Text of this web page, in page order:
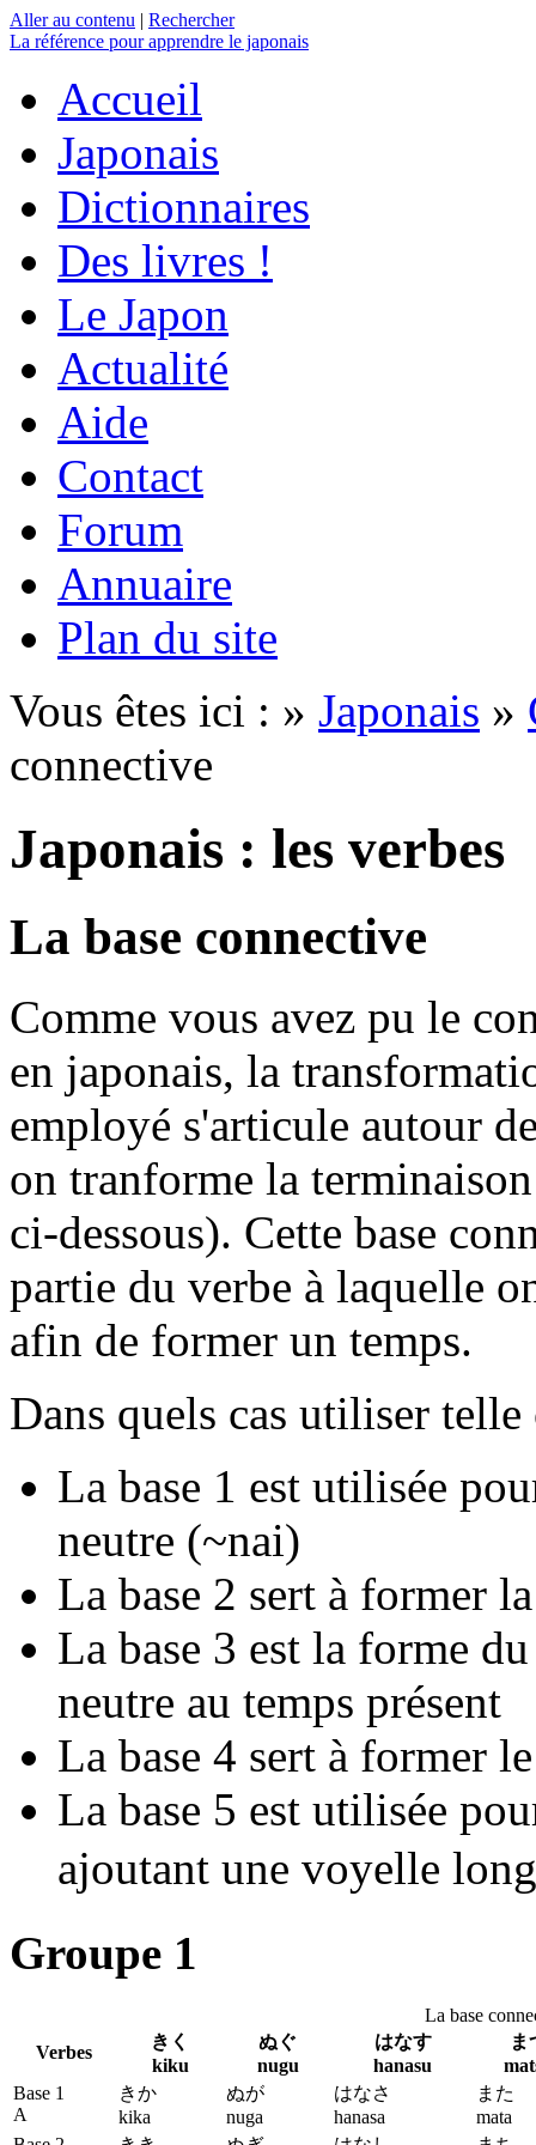
Aller au contenu | Rechercher
La référence pour apprendre le japonais
Accueil
Japonais
Dictionnaires
Des livres !
Le Japon
Actualité
Aide
Contact
Forum
Annuaire
Plan du site
Vous êtes ici : » Japonais »
connective
Japonais : les verbes
La base connective
Comme vous avez pu le
en japonais, la
employé s'articule autour
on tranforme la
ci-dessous). Cette base
partie du verbe à laquelle
afin de former un temps.
Dans quels cas utiliser telle
La base 1 est utilisée
neutre (~nai)
La base 2 sert à former
La base 3 est la forme
neutre au temps présent
La base 4 sert à former
La base 5 est utilisée
ajoutant une voyelle
Groupe 1
La base
Verbes
きく
kiku
ぬぐ
nugu
はなす
hanasu
ま
Base 1
A
きか
kika
ぬが
nuga
はなさ
hanasa
また
mata